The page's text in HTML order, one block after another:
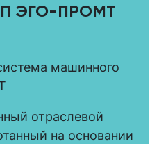
ЭГО-ПРОМТ
машинного
отраслевой
на основании